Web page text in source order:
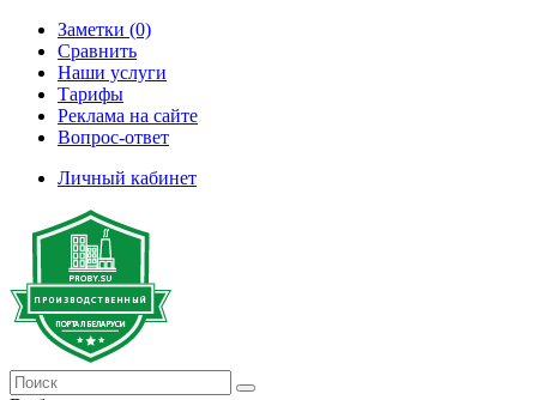
Заметки (0)
Сравнить
Наши услуги
Тарифы
Реклама на сайте
Вопрос-ответ
Личный кабинет